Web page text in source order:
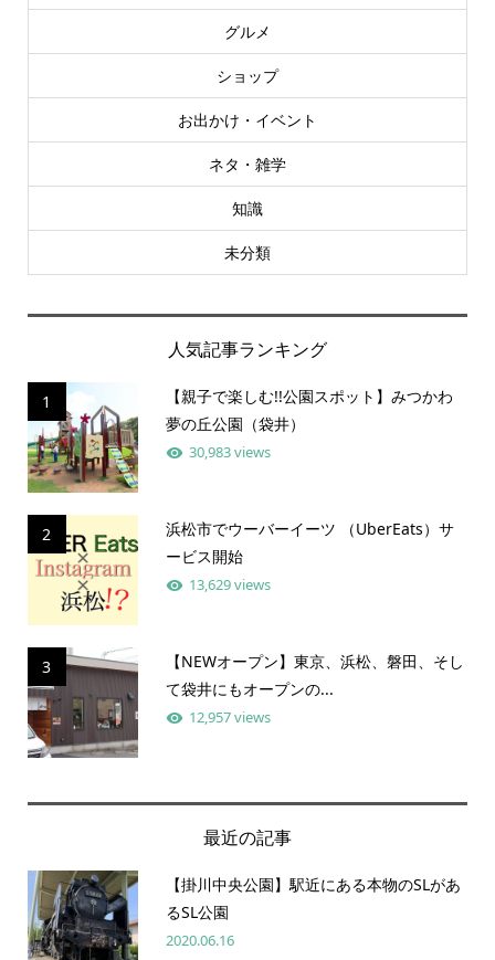
グルメ
ショップ
お出かけ・イベント
ネタ・雑学
知識
未分類
人気記事ランキング
1
【親子で楽しむ!!公園スポット】みつかわ
夢の丘公園（袋井）
30,983 views
2
浜松市でウーバーイーツ （UberEats）サ
ービス開始
13,629 views
3
【NEWオープン】東京、浜松、磐田、そし
て袋井にもオープンの...
12,957 views
最近の記事
【掛川中央公園】駅近にある本物のSLがあ
るSL公園
2020.06.16